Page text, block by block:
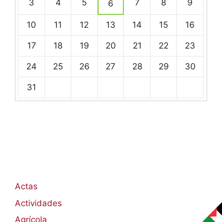
eventos
3 4 5 6 7 8 9
10 11 12 13 14 15 16
17 18 19 20 21 22 23
24 25 26 27 28 29 30
31
Actas
Actividades
Agrícola